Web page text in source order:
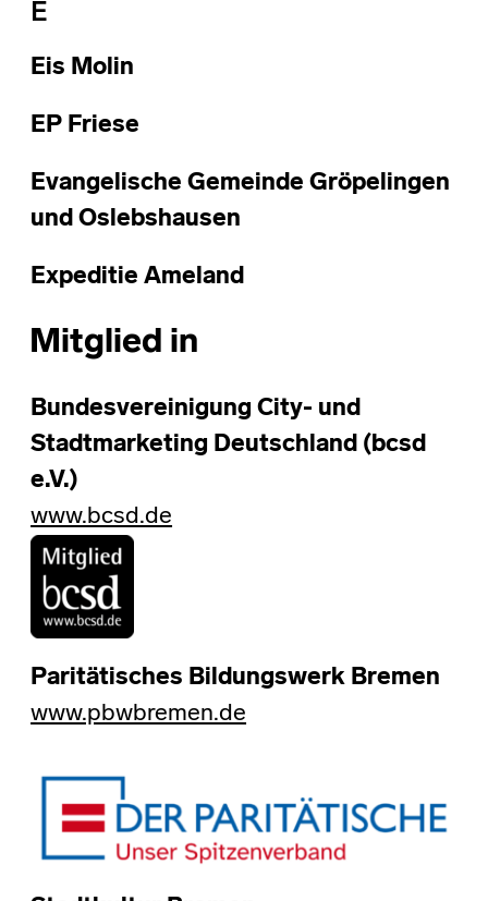
E
Eis Molin
EP Friese
Evangelische Gemeinde Gröpelingen
und Oslebshausen
Expeditie Ameland
Mitglied in
Bundesvereinigung City- und
Stadtmarketing Deutschland (bcsd
e.V.)
www.bcsd.de
Paritätisches Bildungswerk Bremen
www.pbwbremen.de